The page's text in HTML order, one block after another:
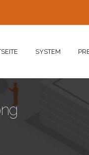
SYSTEM